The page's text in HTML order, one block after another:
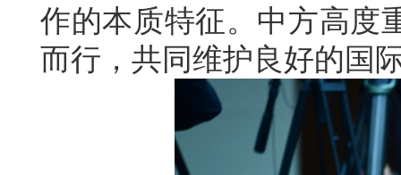
作的本质特征。中方高度
而行，共同维护良好的国